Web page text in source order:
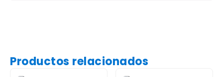
Productos relacionados